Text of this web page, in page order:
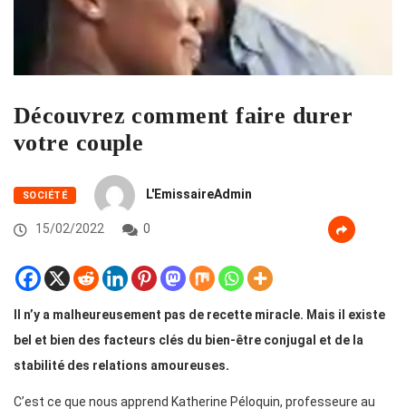
Découvrez comment faire durer
votre couple
SOCIÉTÉ L'EmissaireAdmin
15/02/2022 0
Il n’y a malheureusement pas de recette miracle. Mais il existe
bel et bien des facteurs clés du bien-être conjugal et de la
stabilité des relations amoureuses.
C’est ce que nous apprend Katherine Péloquin, professeure au